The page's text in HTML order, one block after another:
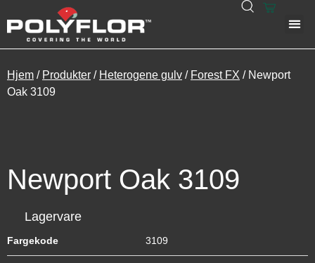
Hjem / Produkter / Heterogene gulv / Forest FX / Newport
Oak 3109
Newport Oak 3109
Lagervare
Fargekode 3109